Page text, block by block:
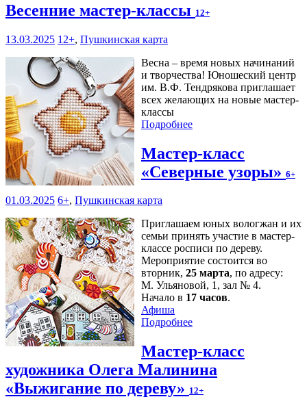
Весенние мастер-классы 12+
13.03.2025 12+, Пушкинская карта
Весна – время новых начинаний
и творчества! Юношеский центр
им. В.Ф. Тендрякова приглашает
всех желающих на новые мастер-
классы
Подробнее
Мастер-класс
«Северные узоры» 6+
01.03.2025 6+, Пушкинская карта
Приглашаем юных вологжан и их
семьи принять участие в мастер-
классе росписи по дереву.
Мероприятие состоится во
вторник, 25 марта, по адресу:
М. Ульяновой, 1, зал № 4.
Начало в 17 часов.
Афиша
Подробнее
Мастер-класс
художника Олега Малинина
«Выжигание по дереву» 12+